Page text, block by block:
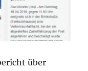
über